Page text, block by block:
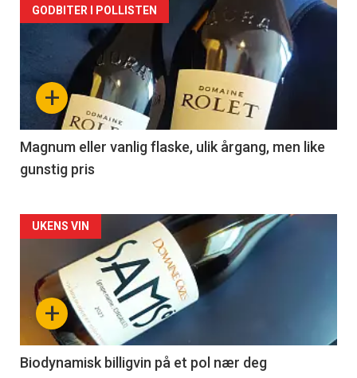
Forsiden
akkurat
nå
3
+
GODBITER I POLLISTEN
Magnum eller vanlig flaske, ulik årgang, men like
gunstig pris
Forsiden
akkurat
nå
4
+
UKENS VIN
Biodynamisk billigvin på et pol nær deg